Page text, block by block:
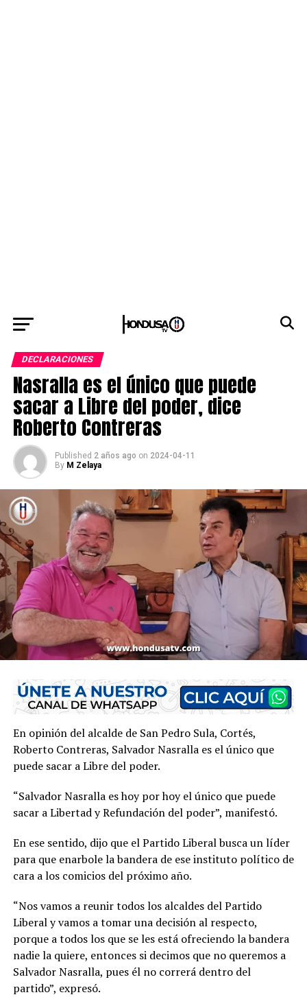
DECLARACIONES
Nasralla es el único que puede
sacar a Libre del poder, dice
Roberto Contreras
Published 2 años ago on 2024-04-11
By M Zelaya
En opinión del alcalde de San Pedro Sula, Cortés,
Roberto Contreras, Salvador Nasralla es el único que
puede sacar a Libre del poder.
“Salvador Nasralla es hoy por hoy el único que puede
sacar a Libertad y Refundación del poder”, manifestó.
En ese sentido, dijo que el Partido Liberal busca un líder
para que enarbole la bandera de ese instituto político de
cara a los comicios del próximo año.
“Nos vamos a reunir todos los alcaldes del Partido
Liberal y vamos a tomar una decisión al respecto,
porque a todos los que se les está ofreciendo la bandera
nadie la quiere, entonces si decimos que no queremos a
Salvador Nasralla, pues él no correrá dentro del
partido”, expresó.